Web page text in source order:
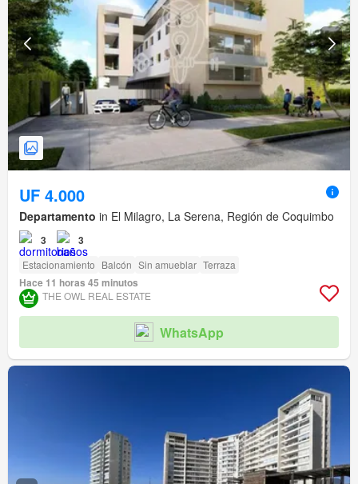
UF 4.000
Departamento in El Milagro, La Serena, Región de Coquimbo
3 3
Estacionamiento Balcón Sin amueblar Terraza
Hace 11 horas 45 minutos
THE OWL REAL ESTATE
WhatsApp